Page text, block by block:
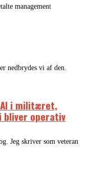
management
nedbrydes vi af den.
i militæret,
bliver operativ
Jeg skriver som veteran